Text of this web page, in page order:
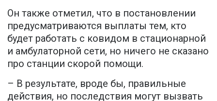
Он также отметил, что в постановлении
предусматриваются выплаты тем, кто
будет работать с ковидом в стационарной
и амбулаторной сети, но ничего не сказано
про станции скорой помощи.
– В результате, вроде бы, правильные
действия, но последствия могут вызвать